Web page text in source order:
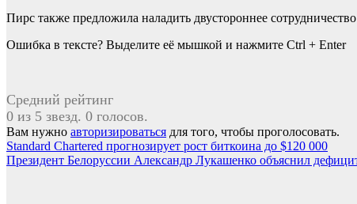
Пирс также предложила наладить двустороннее
Ошибка в тексте? Выделите её мышкой и нажмите Ctrl + Enter
Средний рейтинг
0 из 5 звезд. 0 голосов.
Вам нужно авторизироваться для того, чтобы проголосовать.
Навигация
по
Standard Chartered прогнозирует рост биткоина до $120 000
Президент Белоруссии Александр Лукашенко объяснил